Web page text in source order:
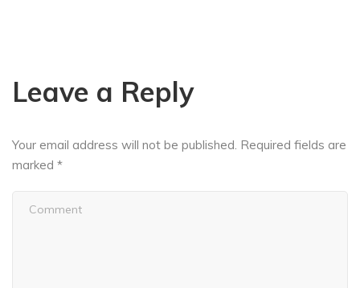
Leave a Reply
Your email address will not be published. Required fields are
marked *